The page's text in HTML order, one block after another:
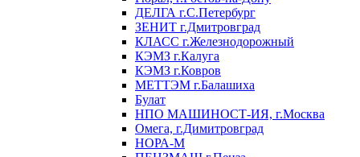
ДЕЛГА г.С.Петербург
ЗЕНИТ г.Дмитровград
КЛАСС г.Железнодорожный
КЭМЗ г.Калуга
КЭМЗ г.Ковров
МЕТТЭМ г.Балашиха
Булат
НПО МАШИНОСТ-ИЯ, г.Москва
Омега, г.Димитровград
НОРА-М